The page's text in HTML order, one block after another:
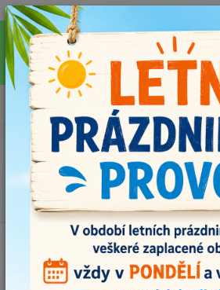
Pro rychlejší vyřízení Vašich dotazů, využijte
email info@i-prize.cz. Děkujeme. !!! POZOR
NEVYŘIZUJEME ŽÁDNÉ OBJEDNÁVKY,
11.8. DĚKUJEME ZA
+420704179566
MOOL - vlastnoručně vyráběná klubíčka